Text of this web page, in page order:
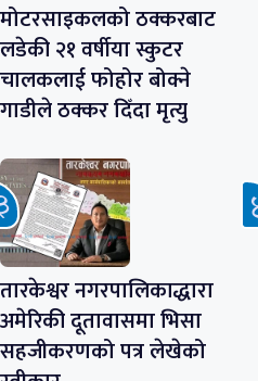
मोटरसाइकलको ठक्करबाट
लडेकी २१ वर्षीया स्कुटर
चालकलाई फोहोर बोक्ने
गाडीले ठक्कर दिँदा मृत्यु
तारकेश्वर नगरपालिकाद्धारा
अमेरिकी दूतावासमा भिसा
सहजीकरणको पत्र लेखेको